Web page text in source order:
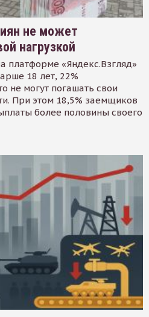
не может
нагрузкой
платформе «Яндекс.Взгляд»
18 лет, 22%
не могут погашать свои
При этом 18,5% заемщиков
более половины своего